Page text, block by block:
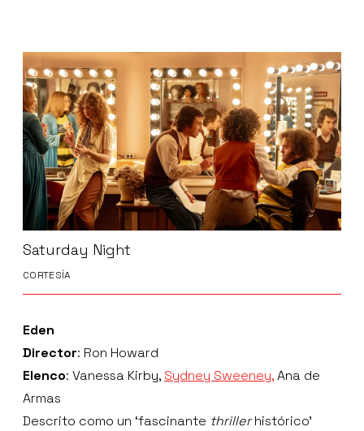
Saturday Night
CORTESÍA
Eden
Director: Ron Howard
Elenco: Vanessa Kirby, Sydney Sweeney,Ana de
Armas
Descrito como un ‘fascinante thrillerhistórico’